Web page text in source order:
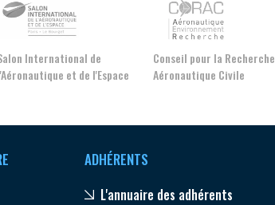
International de
et de l'Espace
Conseil pour la Recherche
Aéronautique Civile
ADHÉRENTS
L'annuaire des adhérents